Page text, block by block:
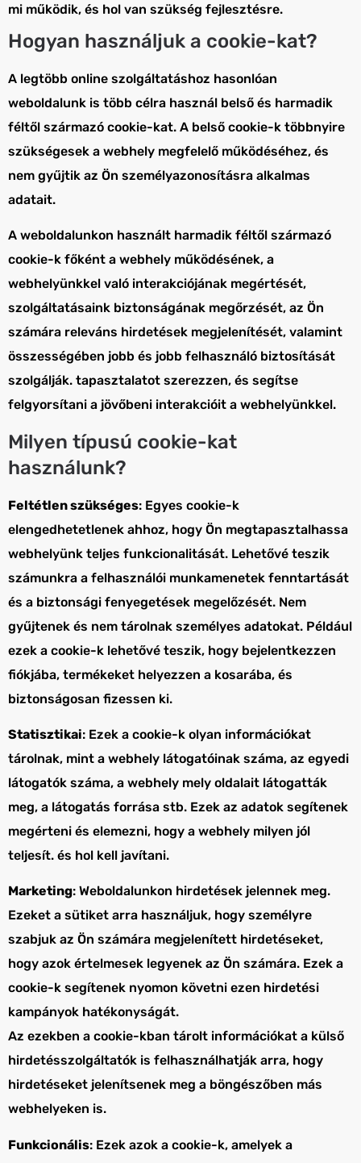
mi működik, és hol van szükség fejlesztésre.
Hogyan használjuk a cookie-kat?
A legtöbb online szolgáltatáshoz hasonlóan
weboldalunk is több célra használ belső és harmadik
féltől származó cookie-kat. A belső cookie-k többnyire
szükségesek a webhely megfelelő működéséhez, és
nem gyűjtik az Ön személyazonosításra alkalmas
adatait.
A weboldalunkon használt harmadik féltől származó
cookie-k főként a webhely működésének, a
webhelyünkkel való interakciójának megértését,
szolgáltatásaink biztonságának megőrzését, az Ön
számára releváns hirdetések megjelenítését, valamint
összességében jobb és jobb felhasználó biztosítását
szolgálják. tapasztalatot szerezzen, és segítse
felgyorsítani a jövőbeni interakcióit a webhelyünkkel.
Milyen típusú cookie-kat
használunk?
Feltétlen szükséges: Egyes cookie-k
elengedhetetlenek ahhoz, hogy Ön megtapasztalhassa
webhelyünk teljes funkcionalitását. Lehetővé teszik
számunkra a felhasználói munkamenetek fenntartását
és a biztonsági fenyegetések megelőzését. Nem
gyűjtenek és nem tárolnak személyes adatokat. Például
ezek a cookie-k lehetővé teszik, hogy bejelentkezzen
fiókjába, termékeket helyezzen a kosarába, és
biztonságosan fizessen ki.
Statisztikai: Ezek a cookie-k olyan információkat
tárolnak, mint a webhely látogatóinak száma, az egyedi
látogatók száma, a webhely mely oldalait látogatták
meg, a látogatás forrása stb. Ezek az adatok segítenek
megérteni és elemezni, hogy a webhely milyen jól
teljesít. és hol kell javítani.
Marketing: Weboldalunkon hirdetések jelennek meg.
Ezeket a sütiket arra használjuk, hogy személyre
szabjuk az Ön számára megjelenített hirdetéseket,
hogy azok értelmesek legyenek az Ön számára. Ezek a
cookie-k segítenek nyomon követni ezen hirdetési
kampányok hatékonyságát.
Az ezekben a cookie-kban tárolt információkat a külső
hirdetésszolgáltatók is felhasználhatják arra, hogy
hirdetéseket jelenítsenek meg a böngészőben más
webhelyeken is.
Funkcionális: Ezek azok a cookie-k, amelyek a